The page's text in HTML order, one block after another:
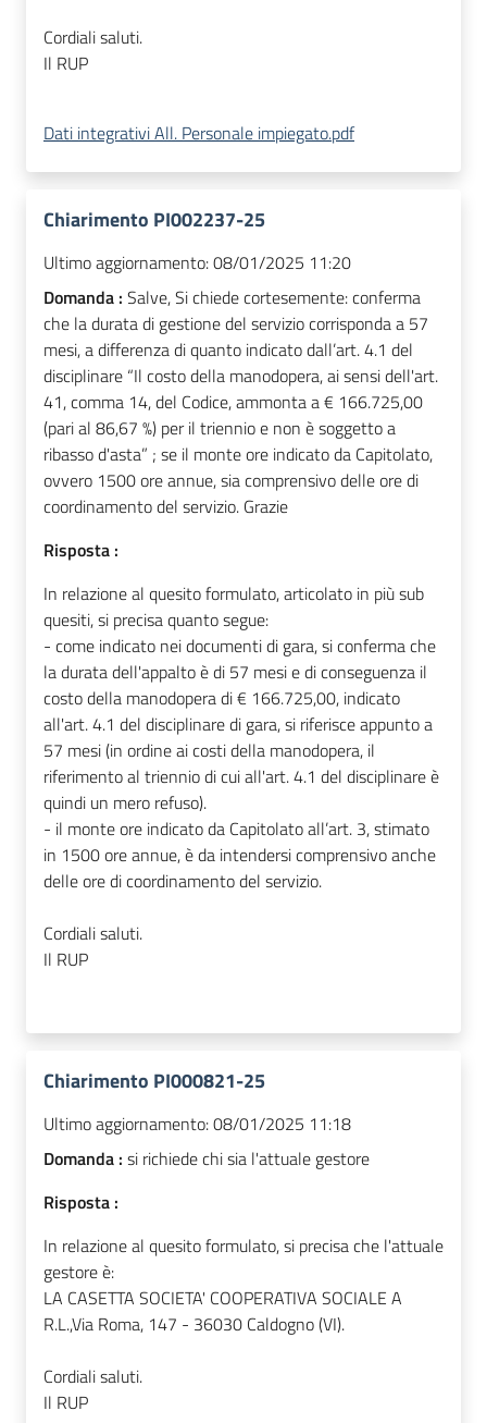
Cordiali saluti.
Il RUP
Dati integrativi All. Personale impiegato.pdf
Chiarimento PI002237-25
Ultimo aggiornamento:08/01/2025 11:20
Domanda : Salve, Si chiede cortesemente: conferma
che la durata di gestione del servizio corrisponda a 57
mesi, a differenza di quanto indicato dall’art. 4.1 del
disciplinare “Il costo della manodopera, ai sensi dell'art.
41, comma 14, del Codice, ammonta a € 166.725,00
(pari al 86,67 %) per il triennio e non è soggetto a
ribasso d'asta” ; se il monte ore indicato da Capitolato,
ovvero 1500 ore annue, sia comprensivo delle ore di
coordinamento del servizio. Grazie
Risposta :
In relazione al quesito formulato, articolato in più sub
quesiti, si precisa quanto segue:
- come indicato nei documenti di gara, si conferma che
la durata dell'appalto è di 57 mesi e di conseguenza il
costo della manodopera di € 166.725,00, indicato
all'art. 4.1 del disciplinare di gara, si riferisce appunto a
57 mesi (in ordine ai costi della manodopera, il
riferimento al triennio di cui all'art. 4.1 del disciplinare è
quindi un mero refuso).
- il monte ore indicato da Capitolato all’art. 3, stimato
in 1500 ore annue, è da intendersi comprensivo anche
delle ore di coordinamento del servizio.
Cordiali saluti.
Il RUP
Chiarimento PI000821-25
Ultimo aggiornamento:08/01/2025 11:18
Domanda : si richiede chi sia l'attuale gestore
Risposta :
In relazione al quesito formulato, si precisa che l'attuale
gestore è:
LA CASETTA SOCIETA' COOPERATIVA SOCIALE A
R.L.,Via Roma, 147 - 36030 Caldogno (VI).
Cordiali saluti.
Il RUP